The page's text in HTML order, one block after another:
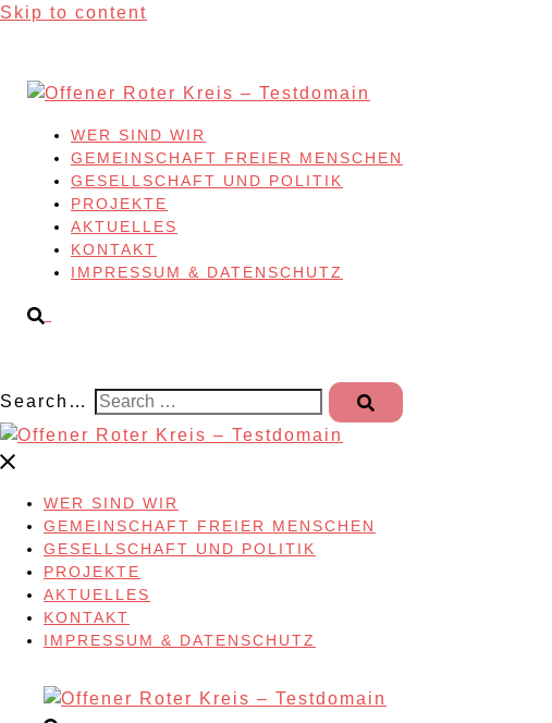
Skip to content
WER SIND WIR
GEMEINSCHAFT FREIER MENSCHEN
GESELLSCHAFT UND POLITIK
PROJEKTE
AKTUELLES
KONTAKT
IMPRESSUM & DATENSCHUTZ
Search…
WER SIND WIR
GEMEINSCHAFT FREIER MENSCHEN
GESELLSCHAFT UND POLITIK
PROJEKTE
AKTUELLES
KONTAKT
IMPRESSUM & DATENSCHUTZ